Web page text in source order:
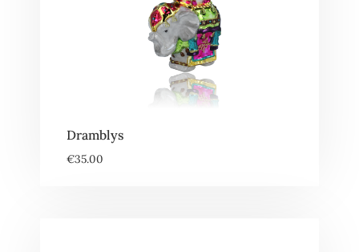
Dramblys
€35.00